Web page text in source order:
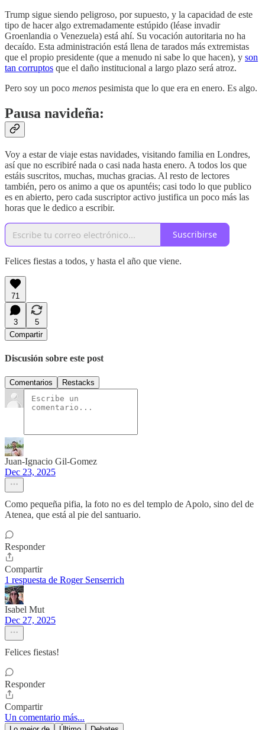
Trump sigue siendo peligroso, por supuesto, y la capacidad de este
tipo de hacer algo extremadamente estúpido (léase invadir
Groenlandia o Venezuela) está ahí. Su vocación autoritaria no ha
decaído. Esta administración está llena de tarados más extremistas
que el propio presidente (que a menudo ni sabe lo que hacen), y son
tan corruptos que el daño institucional a largo plazo será atroz.
Pero soy un poco menos pesimista que lo que era en enero. Es algo.
Pausa navideña:
Voy a estar de viaje estas navidades, visitando familia en Londres,
así que no escribiré nada o casi nada hasta enero. A todos los que
estáis suscritos, muchas, muchas gracias. Al resto de lectores
también, pero os animo a que os apuntéis; casi todo lo que publico
es en abierto, pero cada suscriptor activo justifica un poco más las
horas que le dedico a escribir.
Suscribirse
Felices fiestas a todos, y hasta el año que viene.
71
3
5
Compartir
Discusión sobre este post
Comentarios Restacks
Juan-Ignacio Gil-Gomez
Dec 23, 2025
Como pequeña pifia, la foto no es del templo de Apolo, sino del de
Atenea, que está al pie del santuario.
Responder
Compartir
1 respuesta de Roger Senserrich
Isabel Mut
Dec 27, 2025
Felices fiestas!
Responder
Compartir
Un comentario más...